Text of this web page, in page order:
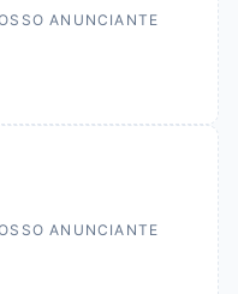
ANUNCIANTE
ANUNCIANTE